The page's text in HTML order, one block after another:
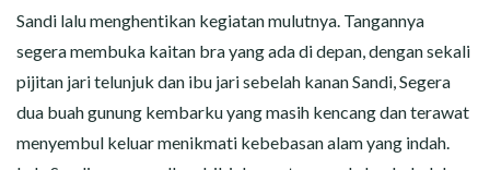
Sandi lalu menghentikan kegiatan mulutnya. Tangannya
segera membuka kaitan bra yang ada di depan, dengan sekali
pijitan jari telunjuk dan ibu jari sebelah kanan Sandi, Segera
dua buah gunung kembarku yang masih kencang dan terawat
menyembul keluar menikmati kebebasan alam yang indah.